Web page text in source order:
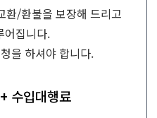
환/환불을 보장해 드리고
어집니다.
을 하셔야 합니다.
수입대행료